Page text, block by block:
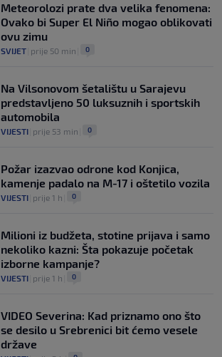
Meteorolozi prate dva velika fenomena:
Ovako bi Super El Niño mogao oblikovati
ovu zimu
SVIJET prije 50 min 0
Na Vilsonovom šetalištu u Sarajevu
predstavljeno 50 luksuznih i sportskih
automobila
VIJESTI prije 53 min 0
Požar izazvao odrone kod Konjica,
kamenje padalo na M-17 i oštetilo vozila
VIJESTI prije 1 h 0
Milioni iz budžeta, stotine prijava i samo
nekoliko kazni: Šta pokazuje početak
izborne kampanje?
VIJESTI prije 1 h 0
VIDEO Severina: Kad priznamo ono što
se desilo u Srebrenici bit ćemo vesele
države